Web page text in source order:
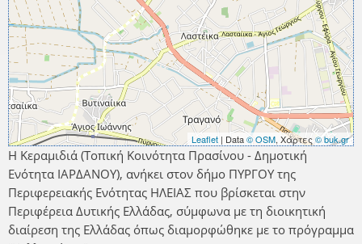
Leaflet | Data© OSM, Χάρτες© buk.gr
Η Κεραμιδιά (Τοπική Κοινότητα Πρασίνου - Δημοτική
Ενότητα ΙΑΡΔΑΝΟΥ), ανήκει στον δήμο ΠΥΡΓΟΥ της
Περιφερειακής Ενότητας ΗΛΕΙΑΣ που βρίσκεται στην
Περιφέρεια Δυτικής Ελλάδας, σύμφωνα με τη διοικητική
διαίρεση της Ελλάδας όπως διαμορφώθηκε με το πρόγραμμα